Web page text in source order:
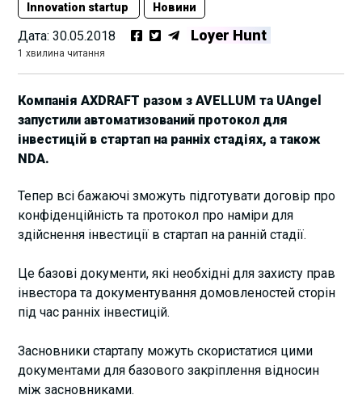
Innovation startup Новини
Дата:30.05.2018 Loyer Hunt
1 хвилина читання
Компанія AXDRAFT разом з AVELLUM та UAngel
запустили автоматизований протокол для
інвестицій в стартап на ранніх стадіях, а також
NDA.
Тепер всі бажаючі зможуть підготувати договір про
конфіденційність та протокол про наміри для
здійснення інвестиції в стартап на ранній стадії.
Це базові документи, які необхідні для захисту прав
інвестора та документування домовленостей сторін
під час ранніх інвестицій.
Засновники стартапу можуть скористатися цими
документами для базового закріплення відносин
між засновниками.